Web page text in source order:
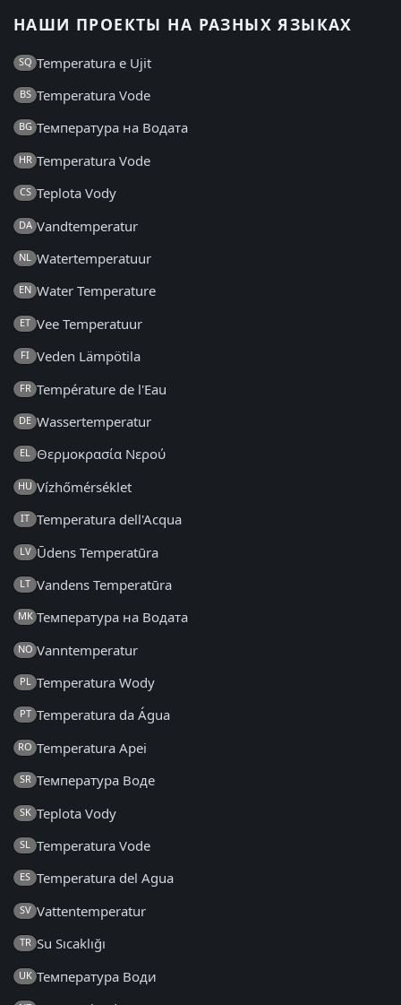
НАШИ ПРОЕКТЫ НА РАЗНЫХ ЯЗЫКАХ
SQ Temperatura e Ujit
BS Temperatura Vode
BG Температура на Водата
HR Temperatura Vode
CS Teplota Vody
DA Vandtemperatur
NL Watertemperatuur
EN Water Temperature
ET Vee Temperatuur
FI Veden Lämpötila
FR Température de l'Eau
DE Wassertemperatur
EL Θερμοκρασία Νερού
HU Vízhőmérséklet
IT Temperatura dell'Acqua
LV Ūdens Temperatūra
LT Vandens Temperatūra
MK Температура на Водата
NO Vanntemperatur
PL Temperatura Wody
PT Temperatura da Água
RO Temperatura Apei
SR Температура Воде
SK Teplota Vody
SL Temperatura Vode
ES Temperatura del Agua
SV Vattentemperatur
TR Su Sıcaklığı
UK Температура Води